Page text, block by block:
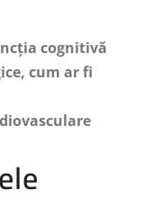
cognitivă
cum ar fi